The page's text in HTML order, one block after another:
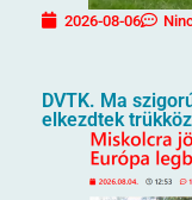
2026-08-06
DVTK. Ma
elkezdtek